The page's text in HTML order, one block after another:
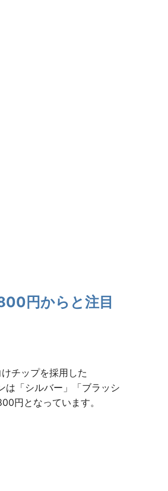
円からと注目
チップを採用した
は「シルバー」「ブラッシ
円となっています。